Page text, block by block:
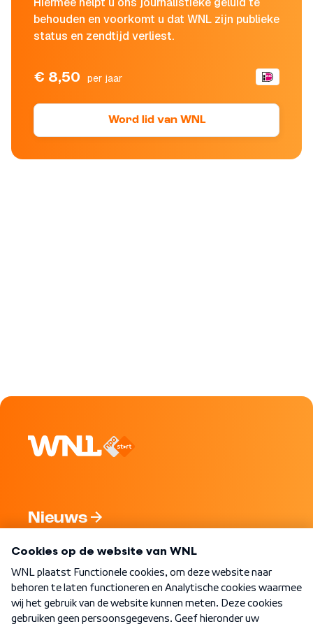
behouden en voorkomt u dat WNL zijn publieke
status en zendtijd verliest.
€ 8,50 per jaar
Word lid van WNL
Nieuws
Nieuwsbrief
Word Lid